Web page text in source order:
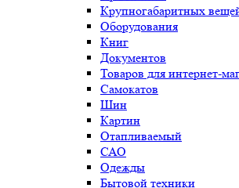
Крупногабаритных
Оборудования
Книг
Документов
Товаров для интернет-
Самокатов
Шин
Картин
Отапливаемый
САО
Одежды
Бытовой техники